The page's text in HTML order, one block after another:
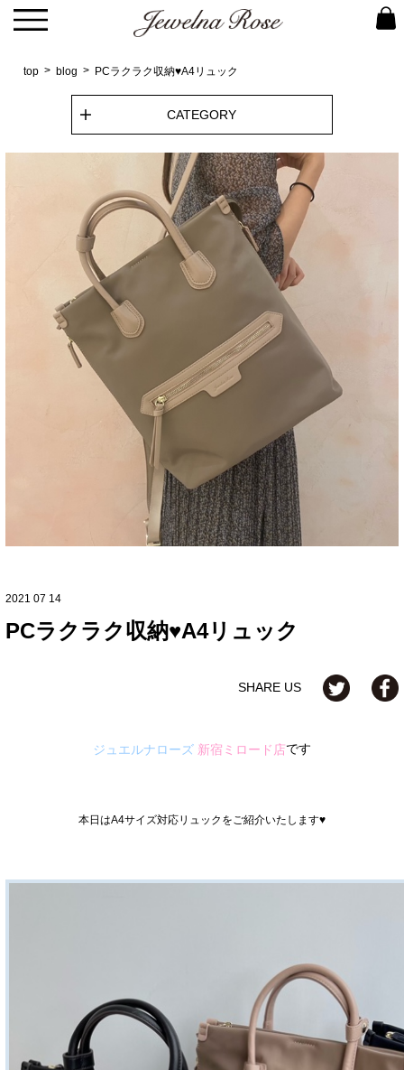
top blog PCラクラク収納♥A4リュック
CATEGORY
2021 07 14
PCラクラク収納♥A4リュック
SHARE US
ジュエルナローズ 新宿ミロード店です
本日はA4サイズ対応リュックをご紹介いたします♥